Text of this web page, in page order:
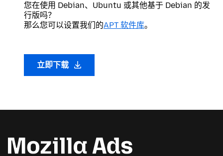
您在使用 Debian、Ubuntu 或其他基于 Debian 的发
行版吗？
那么您可以设置我们的APT 软件库。
立即下载